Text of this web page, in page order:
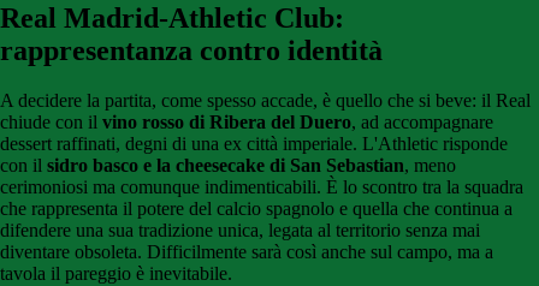
Real Madrid-Athletic Club:
rappresentanza contro identità
A decidere la partita, come spesso accade, è quello che si beve: il Real
chiude con il vino rosso di Ribera del Duero, ad accompagnare
dessert raffinati, degni di una ex città imperiale. L'Athletic risponde
con il sidro basco e la cheesecake di San Sebastian, meno
cerimoniosi ma comunque indimenticabili. È lo scontro tra la squadra
che rappresenta il potere del calcio spagnolo e quella che continua a
difendere una sua tradizione unica, legata al territorio senza mai
diventare obsoleta. Difficilmente sarà così anche sul campo, ma a
tavola il pareggio è inevitabile.